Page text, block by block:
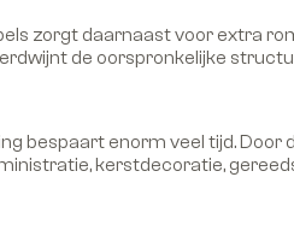
zorgt daarnaast voor extra
de oorspronkelijke
bespaart enorm veel tijd.
kerstdecoratie,